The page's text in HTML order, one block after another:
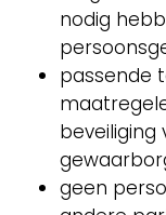
nodig
passende
beveiliging
geen